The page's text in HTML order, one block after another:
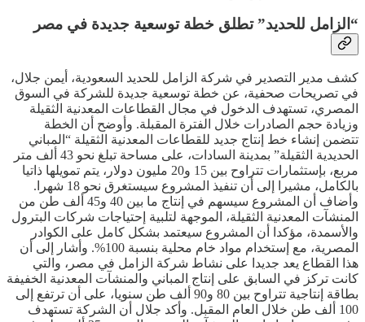
“الزامل للحديد” تطلق خطة توسعية جديدة في مصر
كشف مدير التصدير في شركة الزامل للحديد السعودية، أيمن جلال،
في تصريحات صحفية، عن خطة توسعية جديدة للشركة في السوق
المصري، تستهدف الدخول في مجال القطاعات المعدنية الثقيلة
وزيادة حجم الصادرات خلال الفترة المقبلة. وأوضح أن الخطة
تتضمن إنشاء خط إنتاج جديد للقطاعات المعدنية الثقيلة “المباني
الحديدية الثقيلة” بمدينة السادات، على مساحة تبلغ نحو 43 ألف متر
مربع، بإستثمارات تتراوح بين 15 و20 مليون دولار، يتم تمويلها ذاتيا
بالكامل، مشيرا إلى أن تنفيذ المشروع سيستغرق نحو 18 شهرا.
وأضاف أن المشروع سيسهم في إنتاج ما بين 40 و45 ألف طن من
المنشآت المعدنية الثقيلة، الموجهة لتلبية إحتياجات شركات البترول
والأسمدة، مؤكدا أن المشروع سيعتمد بشكل كامل على الكوادر
المصرية، مع إستخدام مواد خام محلية بنسبة 100%. وأشار إلى أن
هذا القطاع يعد جديدا على نشاط شركة الزامل في مصر، والتي
كانت تركز في السابق على إنتاج المباني والمنشآت المعدنية الخفيفة
بطاقة إنتاجية تتراوح بين 80 و90 ألف طن سنويا، على أن ترتفع إلى
100 ألف طن خلال العام المقبل. وأكد جلال أن الشركة تستهدف